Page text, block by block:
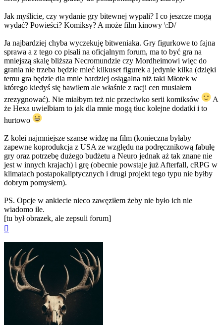
Jak myślicie, czy wydanie gry bitewnej wypali? I co jeszcze mogą
wydać? Powieści? Komiksy? A może film kinowy \:D/
Ja najbardziej chyba wyczekuję bitweniaka. Gry figurkowe to fajna
sprawa a z tego co pisali na oficjalnym forum, ma to być gra na
mniejszą skalę bliższa Necromundzie czy Mordheimowi więc do
grania nie trzeba będzie mieć kilkuset figurek a jedynie kilka (dzięki
temu gra będzie dla mnie bardziej osiągalna niż taki Młotek w
którego kiedyś się bawiłem ale właśnie z racji cen musiałem
zrezygnować). Nie miałbym też nic przeciwko serii komiksów
A
że Hexa uwielbiam to jak dla mnie mogą tłuc kolejne dodatki i to
hurtowo
Z kolei najmniejsze szanse widzę na film (konieczna byłaby
zapewne koprodukcja z USA ze względu na podręcznikową fabułę
gry oraz potrzebę dużego budżetu a Neuro jednak aż tak znane nie
jest w innych krajach) i grę (obecnie powstaje już Afterfall, cRPG w
klimatach postapokaliptycznych i drugi projekt tego typu nie byłby
dobrym pomysłem).
PS. Opcje w ankiecie nieco zawęziłem żeby nie było ich nie
wiadomo ile.
[tu był obrazek, ale zepsuli forum]